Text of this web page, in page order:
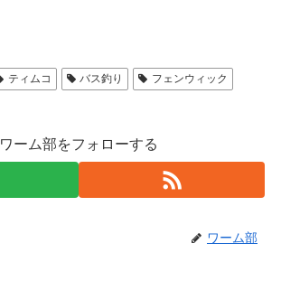
ティムコ バス釣り
フェンウィック
ワーム部をフォローする
ワーム部